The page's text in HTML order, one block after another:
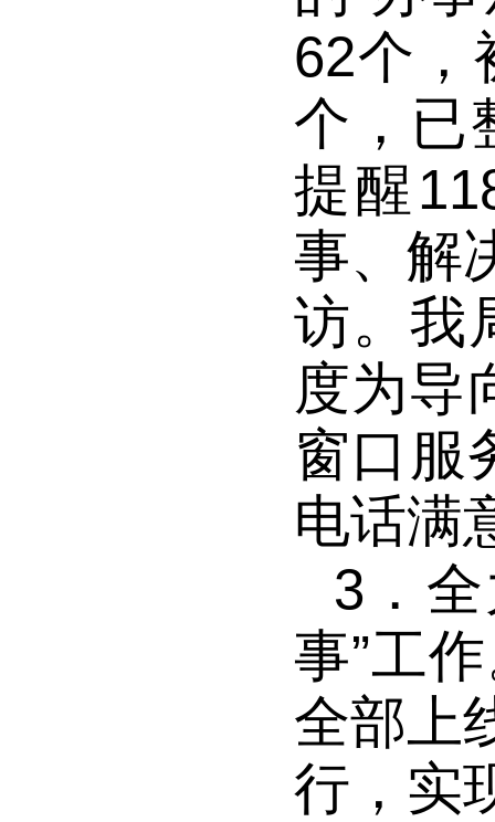
62个，
个，已
提醒
事、解
访。我
度为导
窗口服
电话满
3．
事”工作
全部上
行，实